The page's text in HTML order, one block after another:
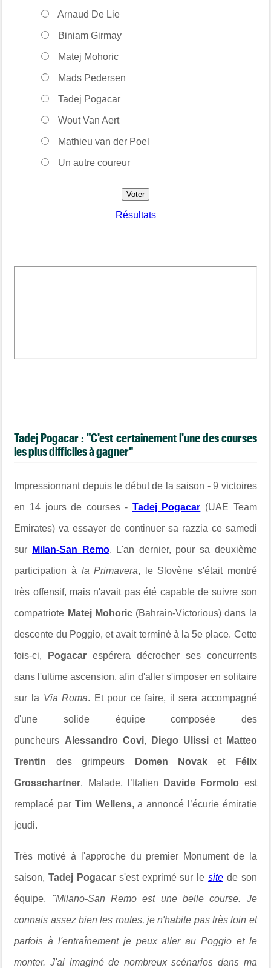
Arnaud De Lie
Biniam Girmay
Matej Mohoric
Mads Pedersen
Tadej Pogacar
Wout Van Aert
Mathieu van der Poel
Un autre coureur
Résultats
Tadej Pogacar : "C'est certainement l'une des courses
les plus difficiles à gagner"
Impressionnant depuis le début de la saison - 9 victoires
en 14 jours de courses - Tadej Pogacar (UAE Team
Emirates) va essayer de continuer sa razzia ce samedi
sur Milan-San Remo. L'an dernier, pour sa deuxième
participation à la Primavera, le Slovène s'était montré
très offensif, mais n'avait pas été capable de suivre son
compatriote Matej Mohoric(Bahrain-Victorious) dans la
descente du Poggio, et avait terminé à la 5e place. Cette
fois-ci, Pogacar espérera décrocher ses concurrents
dans l'ultime ascension, afin d'aller s'imposer en solitaire
sur la Via Roma. Et pour ce faire, il sera accompagné
d'une solide équipe composée des
puncheurs Alessandro Covi, Diego Ulissi et Matteo
Trentin des grimpeurs Domen Novaket Félix
Grosschartner. Malade, l’Italien Davide Formolo est
remplacé par Tim Wellens, a annoncé l’écurie émiratie
jeudi.
Très motivé à l'approche du premier Monument de la
saison,Tadej Pogacar s'est exprimé sur le sitede son
équipe. "Milano-San Remo est une belle course. Je
connais assez bien les routes, je n'habite pas très loin et
parfois à l'entraînement je peux aller au Poggio et le
monter. J'ai imaginé de nombreux scénarios dans ma